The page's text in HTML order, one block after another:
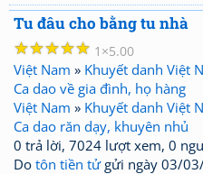
Tu đâu cho bằng tu nhà
☆
☆
☆
☆
☆ 1 5.00
Việt Nam » Khuyết danh Việt
Ca dao về gia đình, họ hàng
Việt Nam » Khuyết danh Việt
Ca dao răn dạy, khuyên nhủ
0 trả lời, 7024 lượt xem, 0
Do tôn tiền tửgửi ngày 03/